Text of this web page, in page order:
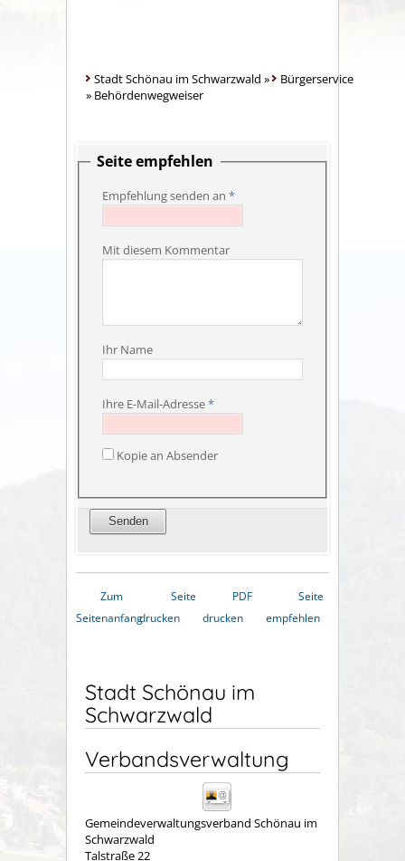
Stadt Schönau im Schwarzwald »
Bürgerservice
» Behördenwegweiser
Seite empfehlen
Empfehlung senden an *
Mit diesem Kommentar
Ihr Name
Ihre E-Mail-Adresse*
Kopie an Absender
Zum
Seitenanfang
Seite
drucken
PDF
drucken
Seite
empfehlen
Stadt Schönau im
Schwarzwald
Verbandsverwaltung
Gemeindeverwaltungsverband Schönau im
Schwarzwald
Talstraße 22